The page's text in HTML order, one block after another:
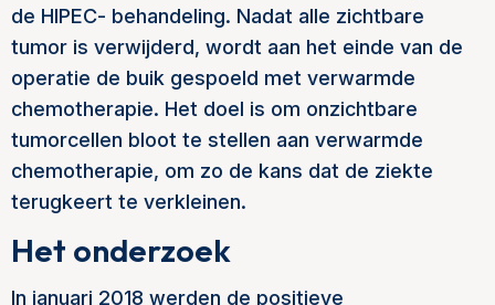
de HIPEC- behandeling. Nadat alle zichtbare
tumor is verwijderd, wordt aan het einde van de
operatie de buik gespoeld met verwarmde
chemotherapie. Het doel is om onzichtbare
tumorcellen bloot te stellen aan verwarmde
chemotherapie, om zo de kans dat de ziekte
terugkeert te verkleinen.
Het onderzoek
In januari 2018 werden de positieve